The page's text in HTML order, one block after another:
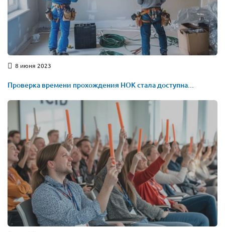
8 июня 2023
Проверка времени прохождения НОК стала доступна...